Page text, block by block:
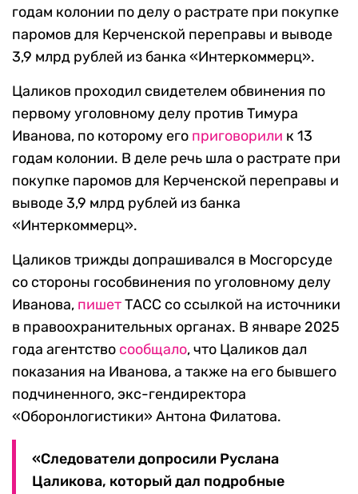
годам колонии по делу о растрате при покупке
паромов для Керченской переправы и выводе
3,9 млрд рублей из банка «Интеркоммерц».
Цаликов проходил свидетелем обвинения по
первому уголовному делу против Тимура
Иванова, по которому его приговорили к 13
годам колонии. В деле речь шла о растрате при
покупке паромов для Керченской переправы и
выводе 3,9 млрд рублей из банка
«Интеркоммерц».
Цаликов трижды допрашивался в Мосгорсуде
со стороны гособвинения по уголовному делу
Иванова, пишетТАСС со ссылкой на источники
в правоохранительных органах. В январе 2025
года агентство сообщало, что Цаликов дал
показания на Иванова, а также на его бывшего
подчиненного, экс-гендиректора
«Оборонлогистики» Антона Филатова.
«Следователи допросили Руслана
Цаликова, который дал подробные